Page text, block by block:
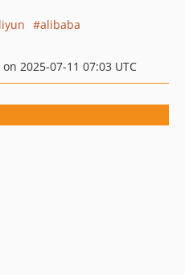
alibaba
2025-07-11 07:03 UTC